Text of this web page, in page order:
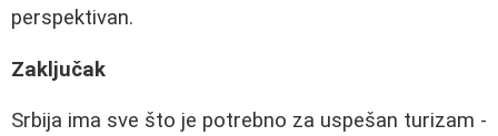
perspektivan.
Zaključak
Srbija ima sve što je potrebno za uspešan turizam -